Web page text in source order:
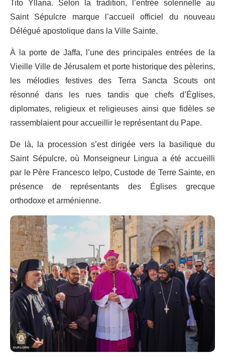
Saint Sépulcre marque l’accueil officiel du nouveau
Délégué apostolique dans la Ville Sainte.
À la porte de Jaffa, l’une des principales entrées de la
Vieille Ville de Jérusalem et porte historique des pèlerins,
les mélodies festives des Terra Sancta Scouts ont
résonné dans les rues tandis que chefs d’Églises,
diplomates, religieux et religieuses ainsi que fidèles se
rassemblaient pour accueillir le représentant du Pape.
De là, la procession s’est dirigée vers la basilique du
Saint Sépulcre, où Monseigneur Lingua a été accueilli
par le Père Francesco Ielpo, Custode de Terre Sainte, en
présence de représentants des Églises grecque
orthodoxe et arménienne.